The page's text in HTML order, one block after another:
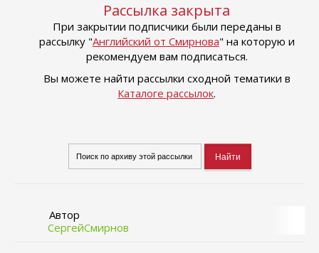
Рассылка закрыта
При закрытии подписчики были переданы в
рассылку "Английский от Смирнова" на которую и
рекомендуем вам подписаться.
Вы можете найти рассылки сходной тематики в
Каталоге рассылок.
Автор
СергейСмирнов